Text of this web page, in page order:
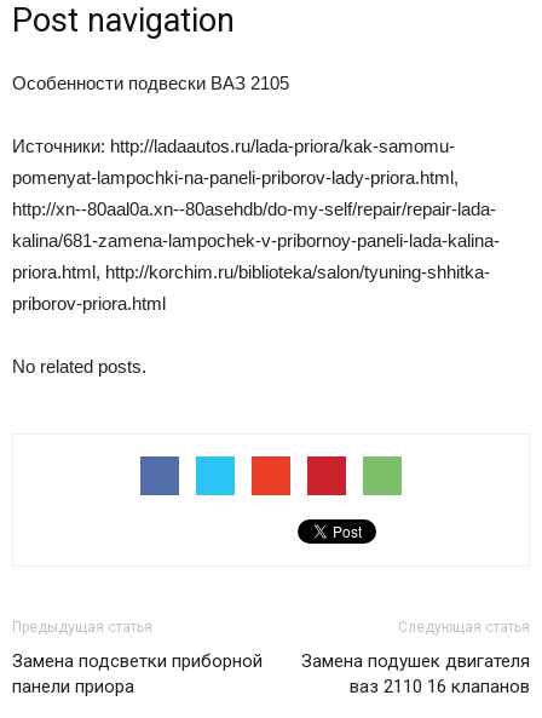
Post navigation
Особенности подвески ВАЗ 2105
Источники: http://ladaautos.ru/lada-priora/kak-samomu-
pomenyat-lampochki-na-paneli-priborov-lady-priora.html,
http://xn--80aal0a.xn--80asehdb/do-my-self/repair/repair-lada-
kalina/681-zamena-lampochek-v-pribornoy-paneli-lada-kalina-
priora.html, http://korchim.ru/biblioteka/salon/tyuning-shhitka-
priborov-priora.html
No related posts.
Предыдущая статья
Замена подсветки приборной
панели приора
Следующая статья
Замена подушек двигателя
ваз 2110 16 клапанов